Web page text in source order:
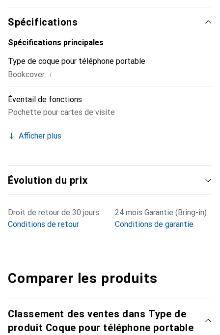
haute qualité et constitue un choix sûr pour une clientèle
exigeante.
Spécifications
Spécifications principales
Type de coque pour téléphone portable
Bookcover i
Éventail de fonctions
Pochette pour cartes de visite
Afficher plus
Évolution du prix
Droit de retour de 30 jours
Conditions de retour
24 mois Garantie (Bring-in)
Conditions de garantie
Comparer les produits
Classement des ventes dans Type de
produit Coque pour téléphone portable